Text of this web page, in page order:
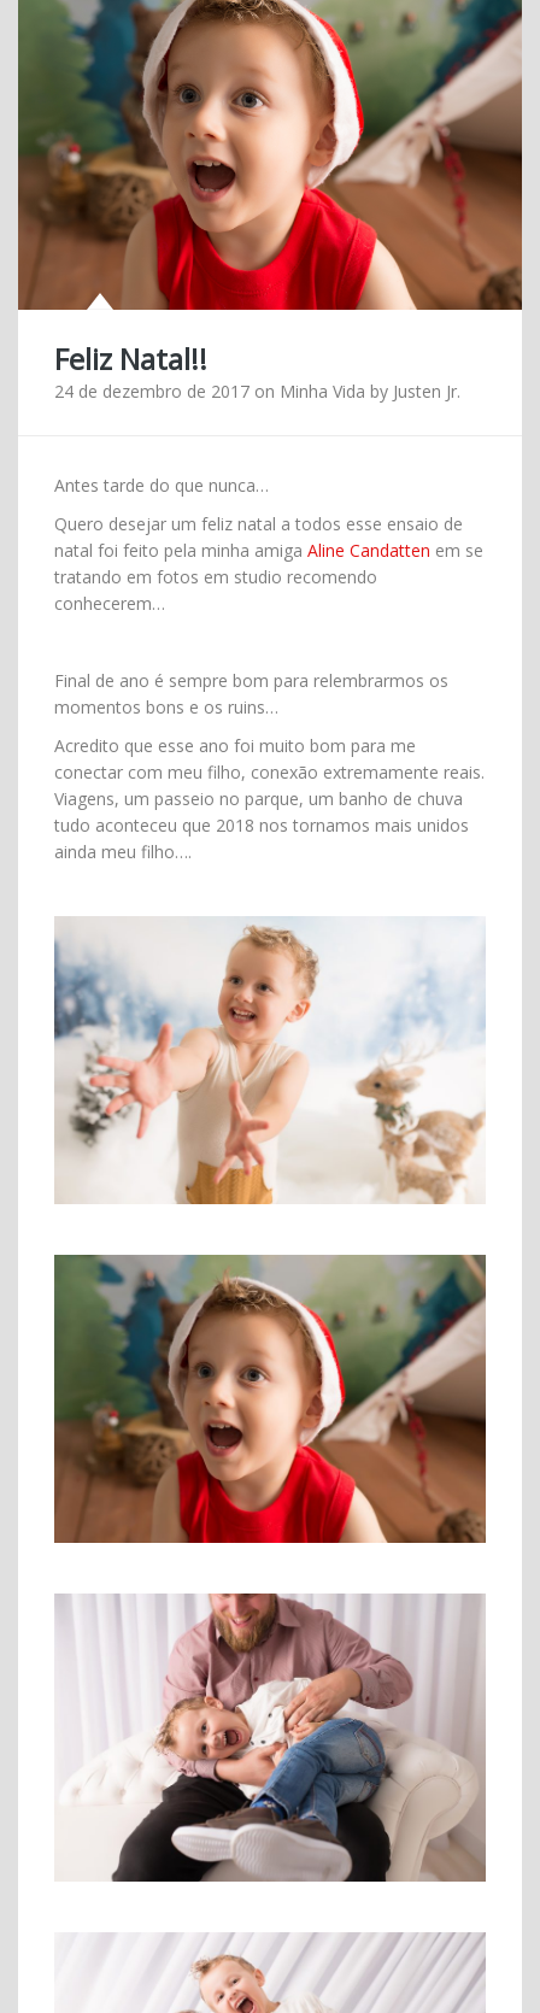
Feliz Natal!!
24 de dezembro de 2017 on Minha Vida by Justen Jr.
Antes tarde do que nunca…
Quero desejar um feliz natal a todos esse ensaio de
natal foi feito pela minha amiga Aline Candatten em se
tratando em fotos em studio recomendo
conhecerem…
Final de ano é sempre bom para relembrarmos os
momentos bons e os ruins…
Acredito que esse ano foi muito bom para me
conectar com meu filho, conexão extremamente reais.
Viagens, um passeio no parque, um banho de chuva
tudo aconteceu que 2018 nos tornamos mais unidos
ainda meu filho….